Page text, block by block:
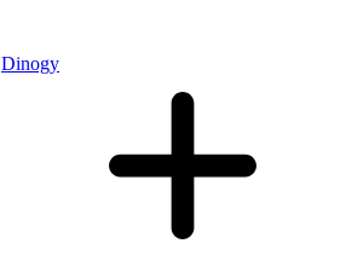
Dinogy